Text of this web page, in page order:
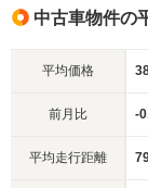
中古車物件の
平均価格
前月比 -
平均走行距離